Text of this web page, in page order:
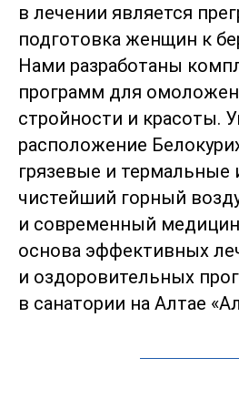
в лечении является
подготовка женщин к
Нами разработаны
программ для
стройности и красоты.
расположение
грязевые и термальные
чистейший горный
и современный
основа эффективных
и оздоровительных
в санатории на Алтае